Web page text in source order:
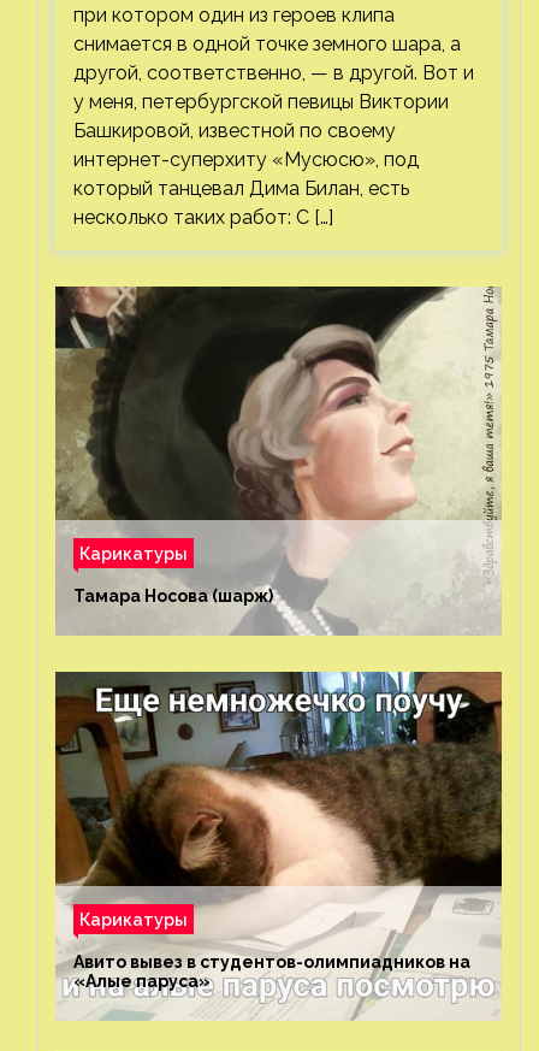
при котором один из героев клипа
снимается в одной точке земного шара, а
другой, соответственно, — в другой. Вот и
у меня, петербургской певицы Виктории
Башкировой, известной по своему
интернет-суперхиту «Мусюсю», под
который танцевал Дима Билан, есть
несколько таких работ: С […]
Карикатуры
Тамара Носова (шарж)⁠⁠
Карикатуры
Авито вывез в студентов-олимпиадников на
«Алые паруса»⁠⁠